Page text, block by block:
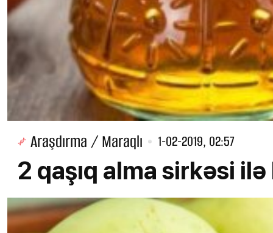
Araşdırma / Maraqlı 1-02-2019, 02:57
2 qaşıq alma sirkəsi